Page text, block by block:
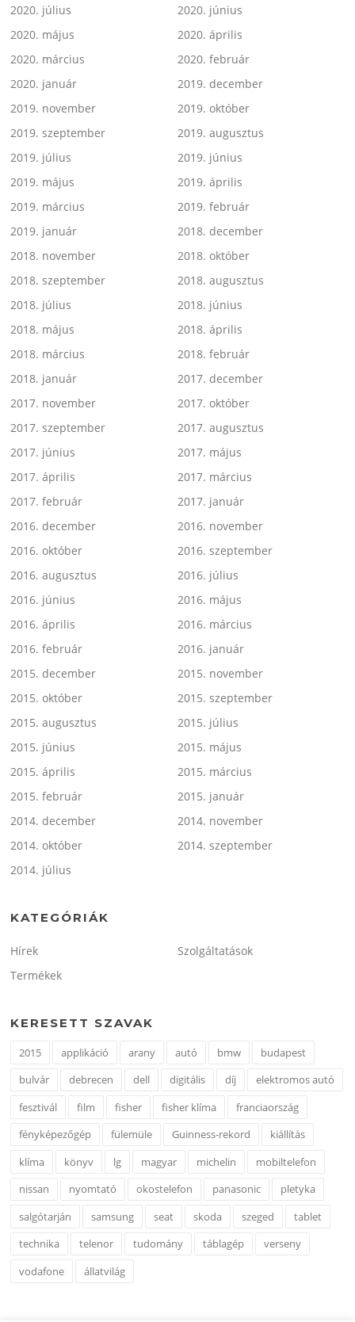
2020. július
2020. június
2020. május
2020. április
2020. március
2020. február
2020. január
2019. december
2019. november
2019. október
2019. szeptember
2019. augusztus
2019. július
2019. június
2019. május
2019. április
2019. március
2019. február
2019. január
2018. december
2018. november
2018. október
2018. szeptember
2018. augusztus
2018. július
2018. június
2018. május
2018. április
2018. március
2018. február
2018. január
2017. december
2017. november
2017. október
2017. szeptember
2017. augusztus
2017. június
2017. május
2017. április
2017. március
2017. február
2017. január
2016. december
2016. november
2016. október
2016. szeptember
2016. augusztus
2016. július
2016. június
2016. május
2016. április
2016. március
2016. február
2016. január
2015. december
2015. november
2015. október
2015. szeptember
2015. augusztus
2015. július
2015. június
2015. május
2015. április
2015. március
2015. február
2015. január
2014. december
2014. november
2014. október
2014. szeptember
2014. július
KATEGÓRIÁK
Hírek
Szolgáltatások
Termékek
KERESETT SZAVAK
2015 applikáció arany autó bmw
budapest
bulvár
debrecen dell digitális díj
elektromos autó
fesztivál
film fisher fisher klíma
franciaország
fényképezőgép
fülemüle Guinness-rekord
kiállítás
klíma
könyv lg magyar michelin
mobiltelefon
nissan
nyomtató okostelefon panasonic
pletyka
salgótarján
samsung seat skoda szeged
tablet
technika
telenor tudomány táblagép
verseny
vodafone
állatvilág